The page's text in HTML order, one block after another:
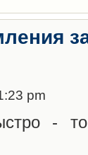
pm
-